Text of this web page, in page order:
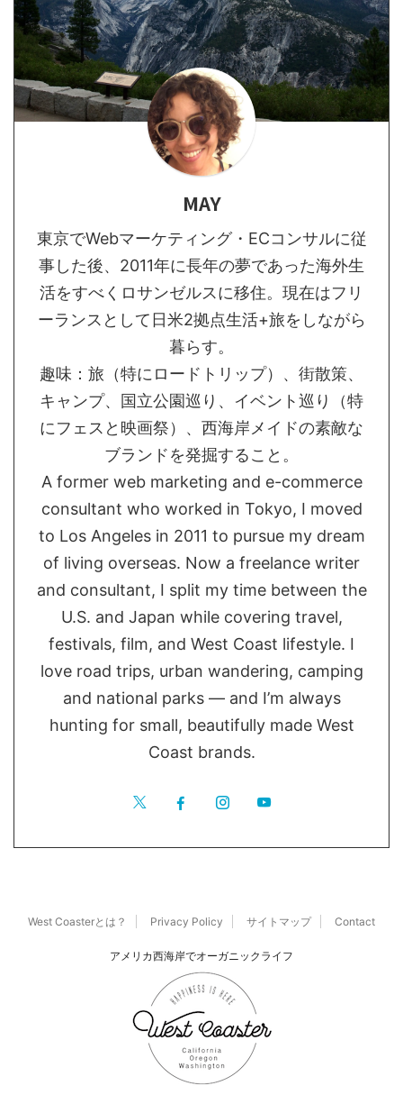
MAY
東京でWebマーケティング・ECコンサルに従
事した後、2011年に長年の夢であった海外生
活をすべくロサンゼルスに移住。現在はフリ
ーランスとして日米2拠点生活+旅をしながら
暮らす。
趣味：旅（特にロードトリップ）、街散策、
キャンプ、国立公園巡り、イベント巡り（特
にフェスと映画祭）、西海岸メイドの素敵な
ブランドを発掘すること。
A former web marketing and e-commerce
consultant who worked in Tokyo, I moved
to Los Angeles in 2011 to pursue my dream
of living overseas. Now a freelance writer
and consultant, I split my time between the
U.S. and Japan while covering travel,
festivals, film, and West Coast lifestyle. I
love road trips, urban wandering, camping
and national parks — and I’m always
hunting for small, beautifully made West
Coast brands.
West Coasterとは？ Privacy Policy サイトマップ Contact
アメリカ西海岸でオーガニックライフ